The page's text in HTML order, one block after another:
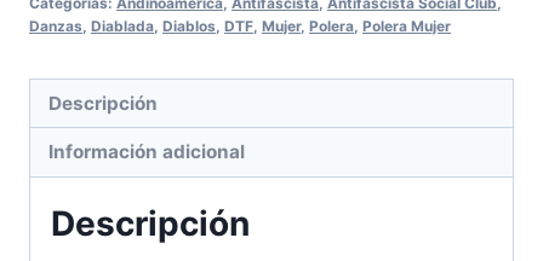
Mujer
Danzas Diablada Diablos DTF Mujer, Polera Polera Mujer
Descripción
Información adicional
Descripción